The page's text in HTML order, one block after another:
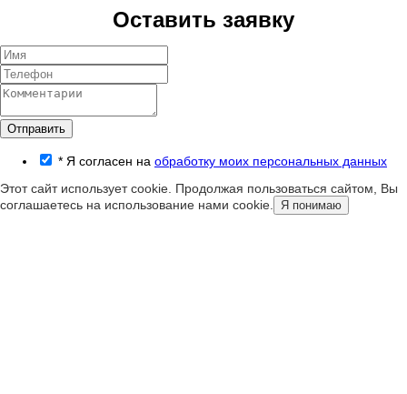
Оставить заявку
Отправить
* Я согласен на обработку моих персональных данных
Этот сайт использует cookie. Продолжая пользоваться сайтом, Вы
соглашаетесь на использование нами cookie.
Я понимаю